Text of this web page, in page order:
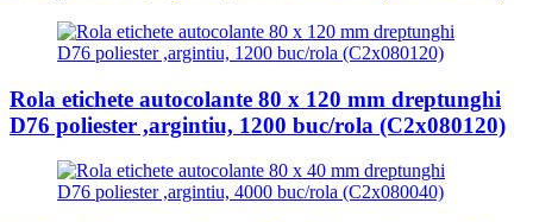
Rola etichete autocolante 80 x 120 mm dreptunghi
D76 poliester ,argintiu, 1200 buc/rola (C2x080120)